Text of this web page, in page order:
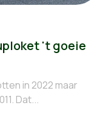
't goeie
in 2022 maar
Dat...